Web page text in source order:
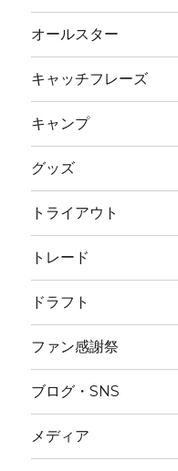
オールスター
キャッチフレーズ
キャンプ
グッズ
トライアウト
トレード
ドラフト
ファン感謝祭
ブログ・SNS
メディア